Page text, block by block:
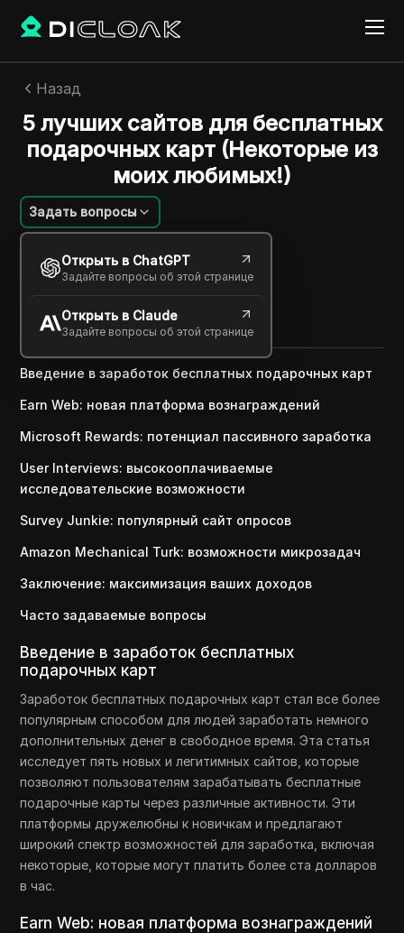
Назад
5 лучших сайтов для бесплатных
подарочных карт (Некоторые из
моих любимых!)
Задать вопросы
Открыть в ChatGPT
Задайте вопросы об этой странице
Открыть в Claude
Задайте вопросы об этой странице
Михаил Козлов
03 мая 2025 2 минут
Copy Link
Введение в заработок бесплатных подарочных карт
Earn Web: новая платформа вознаграждений
Microsoft Rewards: потенциал пассивного заработка
User Interviews: высокооплачиваемые
исследовательские возможности
Survey Junkie: популярный сайт опросов
Amazon Mechanical Turk: возможности микрозадач
Заключение: максимизация ваших доходов
Часто задаваемые вопросы
Введение в заработок бесплатных
подарочных карт
Заработок бесплатных подарочных карт стал все более
популярным способом для людей заработать немного
дополнительных денег в свободное время. Эта статья
исследует пять новых и легитимных сайтов, которые
позволяют пользователям зарабатывать бесплатные
подарочные карты через различные активности. Эти
платформы дружелюбны к новичкам и предлагают
широкий спектр возможностей для заработка, включая
некоторые, которые могут платить более ста долларов
в час.
Earn Web: новая платформа вознаграждений